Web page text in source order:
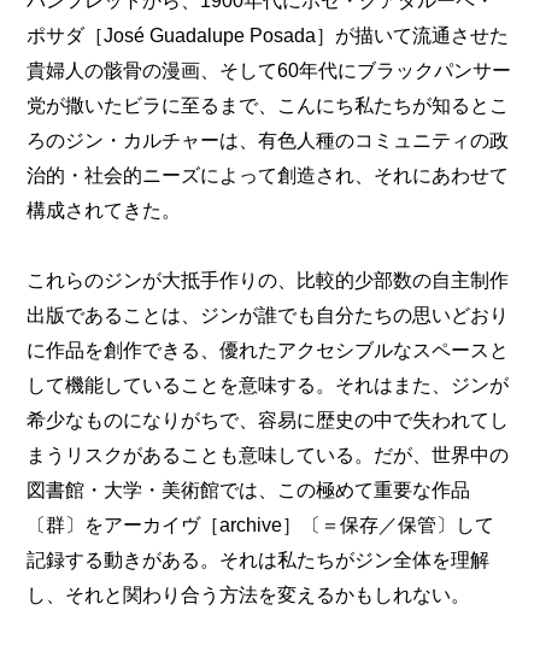
ポサダ［José Guadalupe Posada］が描いて流通させた
貴婦人の骸骨の漫画、そして60年代にブラックパンサー
党が撒いたビラに至るまで、こんにち私たちが知るとこ
ろのジン・カルチャーは、有色人種のコミュニティの政
治的・社会的ニーズによって創造され、それにあわせて
構成されてきた。
これらのジンが大抵手作りの、比較的少部数の自主制作
出版であることは、ジンが誰でも自分たちの思いどおり
に作品を創作できる、優れたアクセシブルなスペースと
して機能していることを意味する。それはまた、ジンが
希少なものになりがちで、容易に歴史の中で失われてし
まうリスクがあることも意味している。だが、世界中の
図書館・大学・美術館では、この極めて重要な作品
〔群〕をアーカイヴ［archive］〔＝保存／保管〕して
記録する動きがある。それは私たちがジン全体を理解
し、それと関わり合う方法を変えるかもしれない。